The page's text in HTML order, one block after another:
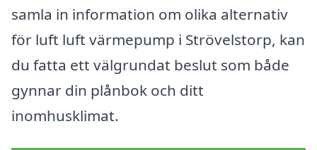
samla in information om olika alternativ
för luft luft värmepump i Strövelstorp, kan
du fatta ett välgrundat beslut som både
gynnar din plånbok och ditt
inomhusklimat.